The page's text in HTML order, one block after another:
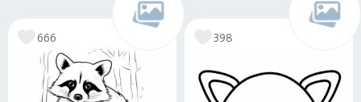
666 398